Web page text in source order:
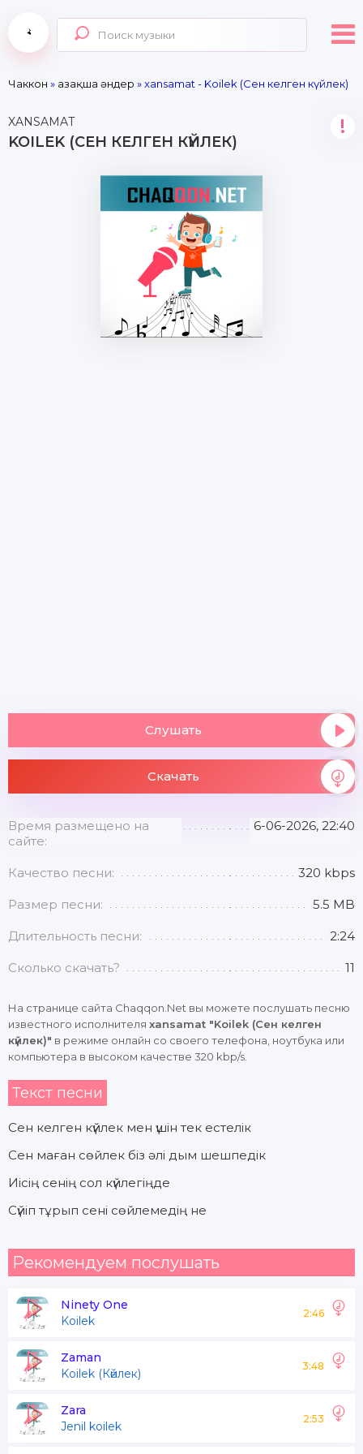
Чаккон » Қазақша әндер » xansamat - Koilek (Сен келген күйлек)
XANSAMAT
KOILEK (СЕН КЕЛГЕН КҮЙЛЕК)
!
Слушать
Скачать
Время размещено на
сайте:
6-06-2026, 22:40
Качество песни: 320 kbps
Размер песни: 5.5 MB
Длительность песни: 2:24
Сколько скачать? 11
На странице сайта Chaqqon.Net вы можете послушать песню
известного исполнителя xansamat "Koilek (Сен келген
күйлек)" в режиме онлайн со своего телефона, ноутбука или
компьютера в высоком качестве 320 kbp/s.
Текст песни
Сен келген күйлек мен үшін тек естелік
Сен маған сөйлек біз әлі дым шешпедік
Иісің сенің сол күйлегіңде
Сүйіп тұрып сені сөйлемедің не
Рекомендуем послушать
Ninety One
Koilek
2:46
Zaman
Koilek (Көйлек)
3:48
Zara
Jenil koilek
2:53